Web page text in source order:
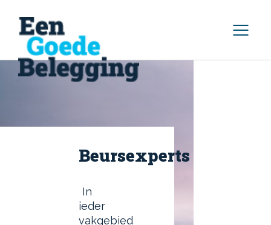
Home
Beleggingsproducten
Beursexperts
In
ieder
vakgebied